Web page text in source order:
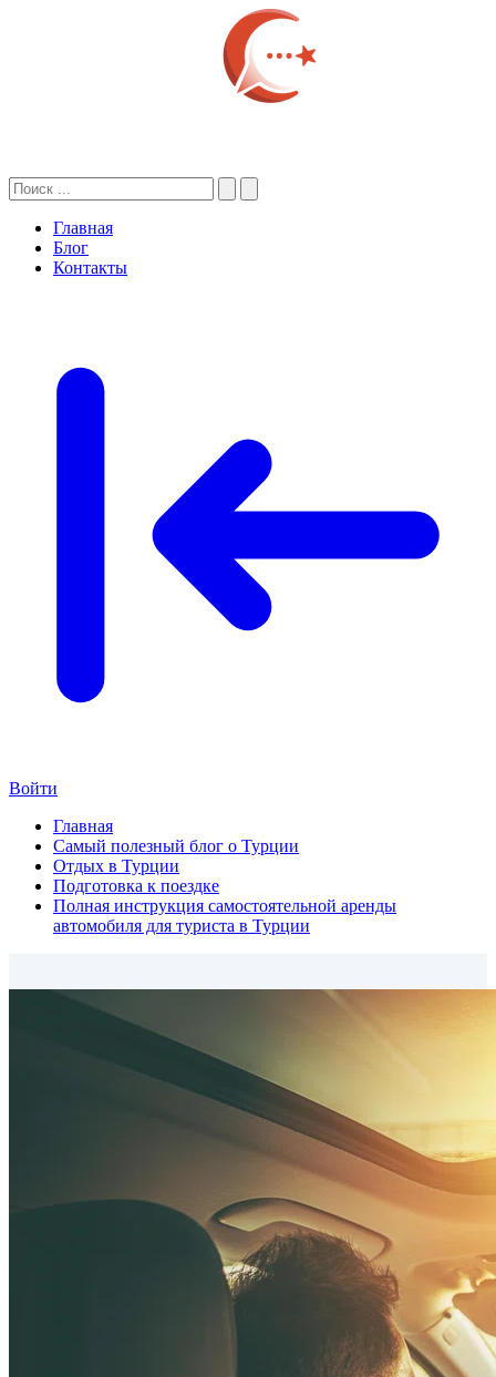
Главная
Блог
Контакты
Войти
Главная
Самый полезный блог о Турции
Отдых в Турции
Подготовка к поездке
Полная инструкция самостоятельной аренды
автомобиля для туриста в Турции